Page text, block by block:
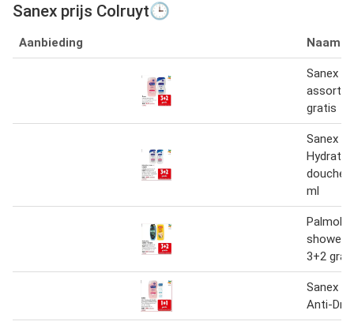
Sanex prijs Colruyt🕒
Aanbieding Naam
Sanex
gratis
Sanex
Hydrate
ml
shower
3+2
Sanex
Anti-